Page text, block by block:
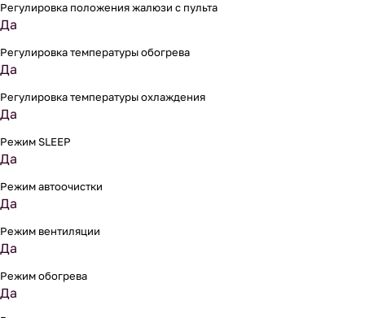
Регулировка положения жалюзи с пульта
Да
Регулировка температуры обогрева
Да
Регулировка температуры охлаждения
Да
Режим SLEEP
Да
Режим автоочистки
Да
Режим вентиляции
Да
Режим обогрева
Да